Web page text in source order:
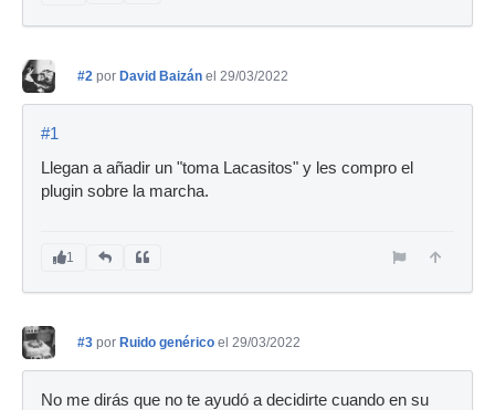
#2 por David Baizán el 29/03/2022
#1
Llegan a añadir un "toma Lacasitos" y les compro el
plugin sobre la marcha.
1
#3 por Ruido genérico el 29/03/2022
No me dirás que no te ayudó a decidirte cuando en su